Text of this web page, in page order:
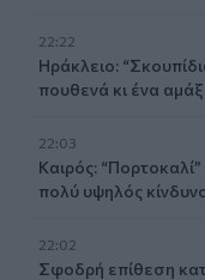
22:22
Ηράκλειο:
πουθενά κι ένα
22:03
Καιρός:
πολύ υψηλός
22:02
Σφοδρή επίθεση